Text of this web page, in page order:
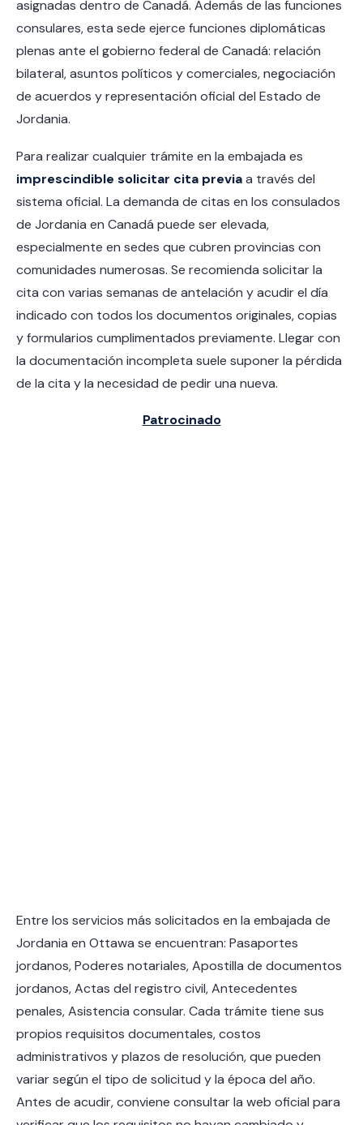
asignadas dentro de Canadá. Además de las funciones
consulares, esta sede ejerce funciones diplomáticas
plenas ante el gobierno federal de Canadá: relación
bilateral, asuntos políticos y comerciales, negociación
de acuerdos y representación oficial del Estado de
Jordania.
Para realizar cualquier trámite en la embajada es
imprescindible solicitar cita previaa través del
sistema oficial. La demanda de citas en los consulados
de Jordania en Canadá puede ser elevada,
especialmente en sedes que cubren provincias con
comunidades numerosas. Se recomienda solicitar la
cita con varias semanas de antelación y acudir el día
indicado con todos los documentos originales, copias
y formularios cumplimentados previamente. Llegar con
la documentación incompleta suele suponer la pérdida
de la cita y la necesidad de pedir una nueva.
Entre los servicios más solicitados en la embajada de
Jordania en Ottawa se encuentran: Pasaportes
jordanos, Poderes notariales, Apostilla de documentos
jordanos, Actas del registro civil, Antecedentes
penales, Asistencia consular. Cada trámite tiene sus
propios requisitos documentales, costos
administrativos y plazos de resolución, que pueden
variar según el tipo de solicitud y la época del año.
Antes de acudir, conviene consultar la web oficial para